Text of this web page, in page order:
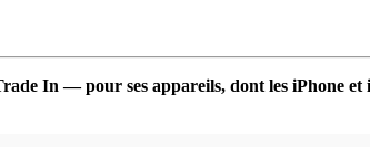
In — pour ses appareils, dont les iPhone et